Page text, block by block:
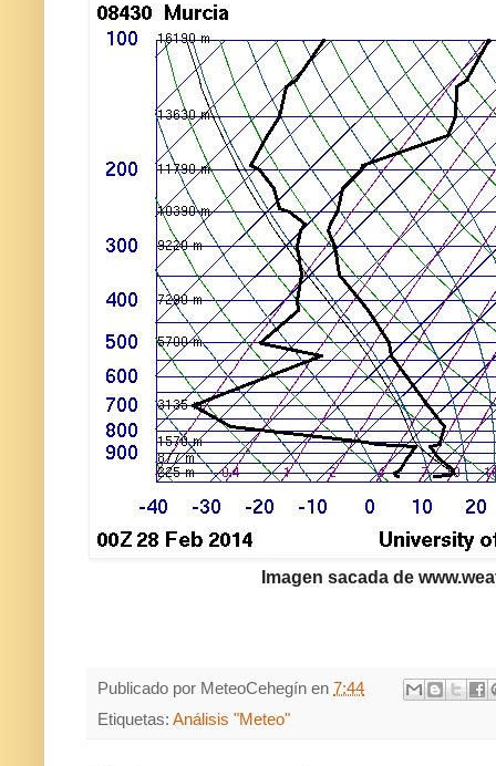
Imagen sacada de
Publicado por MeteoCehegín en 7:44
Etiquetas: Análisis "Meteo"